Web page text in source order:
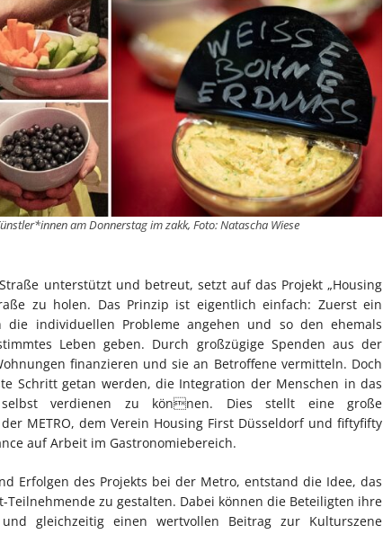
am Donnerstag im zakk, Foto: Natascha Wiese
unterstützt und betreut, setzt auf das Projekt „Housing
zu holen. Das Prinzip ist eigentlich einfach: Zuerst ein
individuellen Probleme angehen und so den ehemals
Leben geben. Durch großzügige Spenden aus der
finanzieren und sie an Betroffene vermitteln. Doch
Schritt getan werden, die Integration der Menschen in das
verdienen zu können. Dies stellt eine große
METRO, dem Verein Housing First Düsseldorf und fiftyfifty
auf Arbeit im Gastronomiebereich.
Erfolgen des Projekts bei der Metro, entstand die Idee, das
Teilnehmende zu gestalten. Dabei können die Beteiligten ihre
gleichzeitig einen wertvollen Beitrag zur Kulturszene